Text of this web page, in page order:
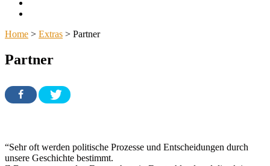
Home > Extras > Partner
Partner
“Sehr oft werden politische Prozesse und Entscheidungen durch
unsere Geschichte bestimmt.